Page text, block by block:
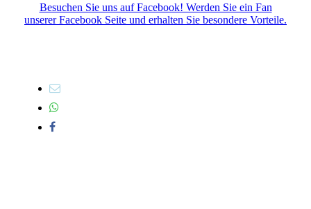
Besuchen Sie uns auf Facebook! Werden Sie ein Fan
unserer Facebook Seite und erhalten Sie besondere Vorteile.